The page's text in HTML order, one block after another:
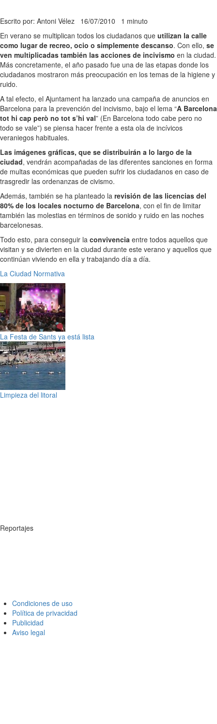
Escrito por: Antoni Vélez 16/07/2010 1 minuto
En verano se multiplican todos los ciudadanos que utilizan la calle
como lugar de recreo, ocio o simplemente descanso. Con ello, se
ven multiplicadas también las acciones de incivismo en la ciudad.
Más concretamente, el año pasado fue una de las etapas donde los
ciudadanos mostraron más preocupación en los temas de la higiene y
ruido.
A tal efecto, el Ajuntament ha lanzado una campaña de anuncios en
Barcelona para la prevención del incivismo, bajo el lema “A Barcelona
tot hi cap però no tot s’hi val” (En Barcelona todo cabe pero no
todo se vale”) se piensa hacer frente a esta ola de incívicos
veraniegos habituales.
Las imágenes gráficas, que se distribuirán a lo largo de la
ciudad, vendrán acompañadas de las diferentes sanciones en forma
de multas económicas que pueden sufrir los ciudadanos en caso de
trasgredir las ordenanzas de civismo.
Además, también se ha planteado la revisión de las licencias del
80% de los locales nocturno de Barcelona, con el fin de limitar
también las molestias en términos de sonido y ruido en las noches
barcelonesas.
Todo esto, para conseguir la convivencia entre todos aquellos que
visitan y se divierten en la ciudad durante este verano y aquellos que
continúan viviendo en ella y trabajando día a día.
La Ciudad Normativa
La Festa de Sants ya está lista
Limpieza del litoral
Reportajes
Condiciones de uso
Política de privacidad
Publicidad
Aviso legal